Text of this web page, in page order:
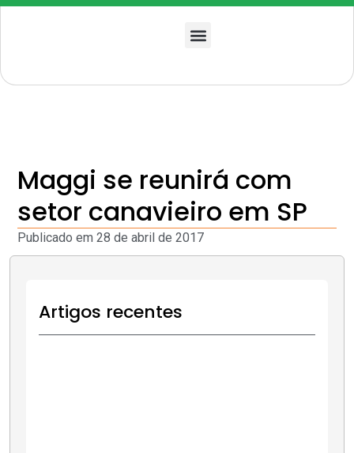
Maggi se reunirá com
setor canavieiro em SP
Publicado em 28 de abril de 2017
Artigos recentes